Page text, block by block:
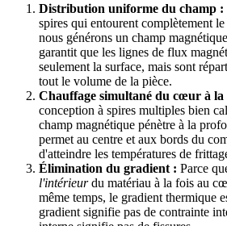
Distribution uniforme du champ :
spires qui entourent complètement
nous générons un champ
garantit que les lignes de flux
seulement la surface, mais sont
tout le volume de la pièce.
Chauffage simultané du cœur à la
conception à spires multiples bien
champ magnétique pénètre à la
permet au centre et aux bords du
d'atteindre les températures de
Élimination du gradient : Parce
l'intérieurdu matériau à la fois au
même temps, le gradient thermique
gradient signifie pas de contrainte